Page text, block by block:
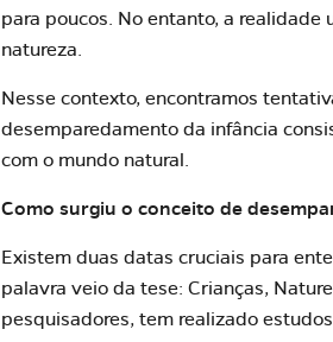
para poucos. No entanto, a
natureza.
Nesse contexto, encontramos
desemparedamento da infância
com o mundo natural.
Como surgiu o conceito de
Existem duas datas cruciais para
palavra veio da tese: Crianças,
pesquisadores, tem realizado